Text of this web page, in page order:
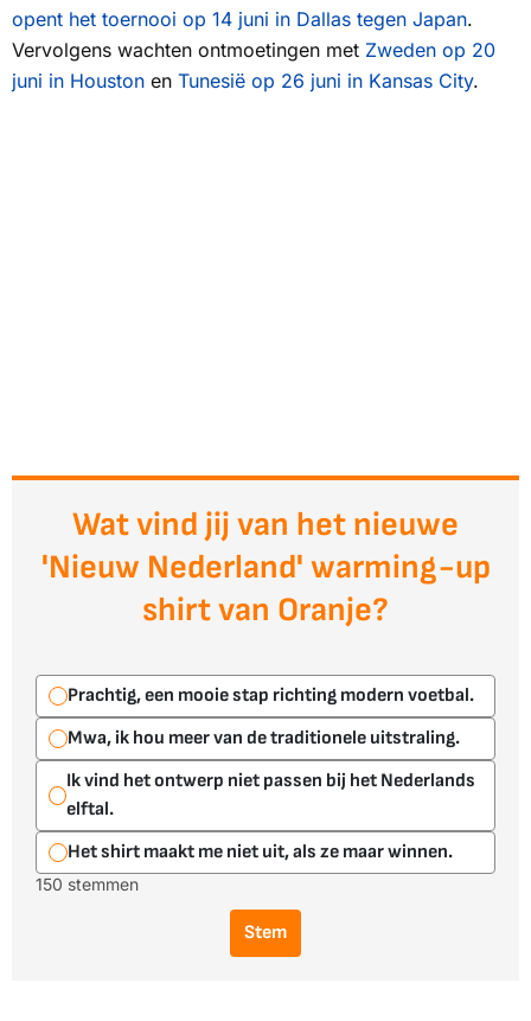
opent het toernooi op 14 juni in Dallas tegen Japan.
Vervolgens wachten ontmoetingen met Zweden op 20
juni in Houston en Tunesië op 26 juni in Kansas City.
Wat vind jij van het nieuwe
'Nieuw Nederland' warming-up
shirt van Oranje?
Prachtig, een mooie stap richting modern voetbal.
Mwa, ik hou meer van de traditionele uitstraling.
Ik vind het ontwerp niet passen bij het Nederlands
elftal.
Het shirt maakt me niet uit, als ze maar winnen.
150 stemmen
Stem